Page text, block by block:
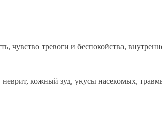
чувство тревоги и беспокойства,
неврит, кожный зуд, укусы насекомых,